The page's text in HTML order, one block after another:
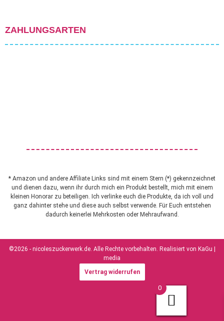
ZAHLUNGSARTEN
* Amazon und andere Affiliate Links sind mit einem Stern (*) gekennzeichnet
und dienen dazu, wenn ihr durch mich ein Produkt bestellt, mich mit einem
kleinen Honorar zu beteiligen. Ich verlinke euch die Produkte, da ich voll und
ganz dahinter stehe und diese auch selbst verwende. Für Euch entstehen
dadurch keinerlei Mehrkosten oder Mehraufwand.
©2026 - nicoleszuckerwerk.de. Alle Rechte vorbehalten. Realisiert von KaGu |
media
Vertrag widerrufen
0